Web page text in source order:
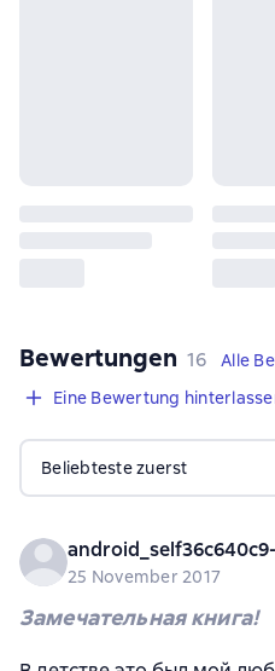
Bewertungen 16
16
Alle
Eine Bewertung
Beliebteste zuerst
25 November 2017
Замечательная книга!